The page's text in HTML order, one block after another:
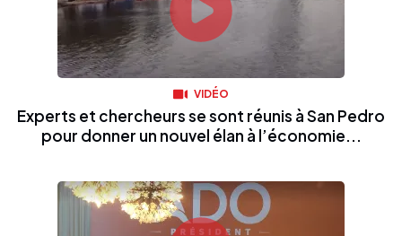
VIDÉO
Experts et chercheurs se sont réunis à San Pedro
pour donner un nouvel élan à l’économie...